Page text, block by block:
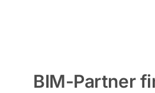
BIM-Partner